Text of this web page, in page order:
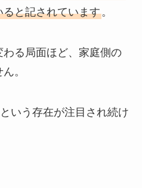
と記されています。
る局面ほど、家庭側の
。
いう存在が注目され続け